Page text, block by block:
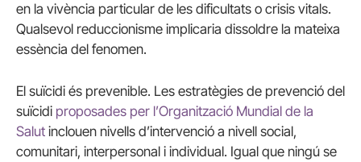
en la vivència particular de les dificultats o crisis vitals.
Qualsevol reduccionisme implicaria dissoldre la mateixa
essència del fenomen.
El suïcidi és prevenible. Les estratègies de prevenció del
suïcidi proposades per l’Organització Mundial de la
Salut inclouen nivells d’intervenció a nivell social,
comunitari, interpersonal i individual. Igual que ningú se